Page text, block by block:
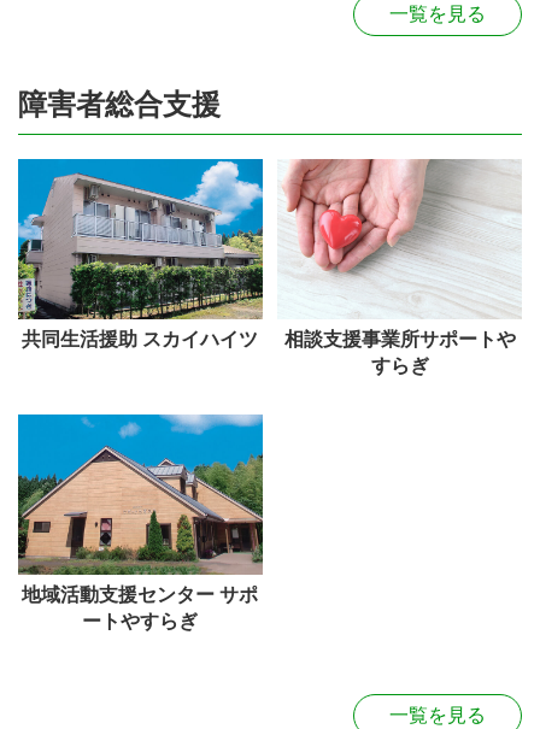
一覧を見る
障害者総合支援
共同生活援助 スカイハイツ
相談支援事業所サポートや
すらぎ
地域活動支援センター サポ
ートやすらぎ
一覧を見る